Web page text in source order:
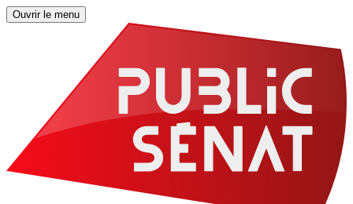
Ouvrir le menu